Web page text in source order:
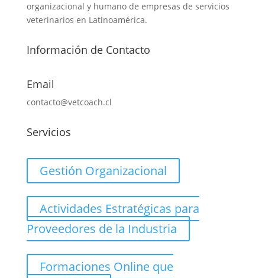
organizacional y humano de empresas de servicios
veterinarios en Latinoamérica.
Información de Contacto
Email
contacto@vetcoach.cl
Servicios
Gestión Organizacional
Actividades Estratégicas para
Proveedores de la Industria
Formaciones Online que